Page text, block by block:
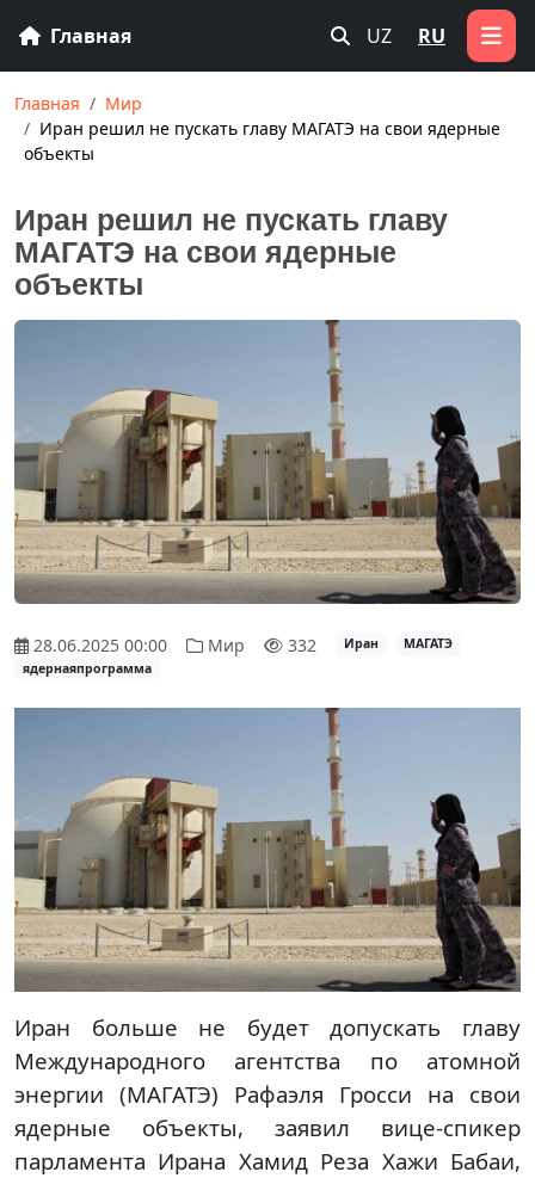
Главная UZ RU
Главная
Мир
Иран решил не пускать главу МАГАТЭ на свои ядерные
объекты
Иран решил не пускать главу
МАГАТЭ на свои ядерные
объекты
28.06.2025 00:00 Мир 332 Иран
МАГАТЭ
ядернаяпрограмма
Иран больше не будет допускать главу
Международного агентства по атомной
энергии (МАГАТЭ) Рафаэля Гросси на свои
ядерные объекты, заявил вице-спикер
парламента Ирана Хамид Реза Хажи Бабаи,